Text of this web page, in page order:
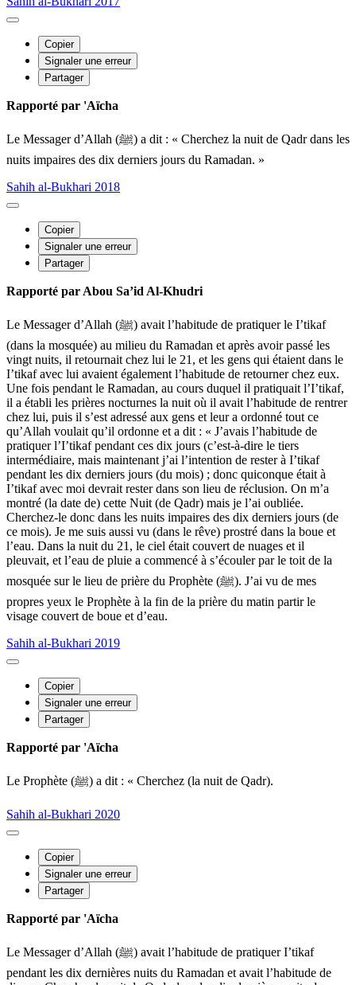
Copier
Signaler une erreur
Partager
Rapporté par 'Aïcha
Le Messager d’Allah (ﷺ) a dit : « Cherchez la nuit de Qadr dans les
nuits impaires des dix derniers jours du Ramadan. »
Sahih al-Bukhari 2018
Copier
Signaler une erreur
Partager
Rapporté par Abou Sa’id Al-Khudri
Le Messager d’Allah (ﷺ) avait l’habitude de pratiquer le I’tikaf
(dans la mosquée) au milieu du Ramadan et après avoir passé les
vingt nuits, il retournait chez lui le 21, et les gens qui étaient dans le
I’tikaf avec lui avaient également l’habitude de retourner chez eux.
Une fois pendant le Ramadan, au cours duquel il pratiquait l’I’tikaf,
il a établi les prières nocturnes la nuit où il avait l’habitude de rentrer
chez lui, puis il s’est adressé aux gens et leur a ordonné tout ce
qu’Allah voulait qu’il ordonne et a dit : « J’avais l’habitude de
pratiquer l’I’tikaf pendant ces dix jours (c’est-à-dire le tiers
intermédiaire, mais maintenant j’ai l’intention de rester à I’tikaf
pendant les dix derniers jours (du mois) ; donc quiconque était à
I’tikaf avec moi devrait rester dans son lieu de réclusion. On m’a
montré (la date de) cette Nuit (de Qadr) mais je l’ai oubliée.
Cherchez-le donc dans les nuits impaires des dix derniers jours (de
ce mois). Je me suis aussi vu (dans le rêve) prostré dans la boue et
l’eau. Dans la nuit du 21, le ciel était couvert de nuages et il
pleuvait, et l’eau de pluie a commencé à s’écouler par le toit de la
mosquée sur le lieu de prière du Prophète (ﷺ). J’ai vu de mes
propres yeux le Prophète à la fin de la prière du matin partir le
visage couvert de boue et d’eau.
Sahih al-Bukhari 2019
Copier
Signaler une erreur
Partager
Rapporté par 'Aïcha
Le Prophète (ﷺ) a dit : « Cherchez (la nuit de Qadr).
Sahih al-Bukhari 2020
Copier
Signaler une erreur
Partager
Rapporté par 'Aïcha
Le Messager d’Allah (ﷺ) avait l’habitude de pratiquer I’tikaf
pendant les dix dernières nuits du Ramadan et avait l’habitude de